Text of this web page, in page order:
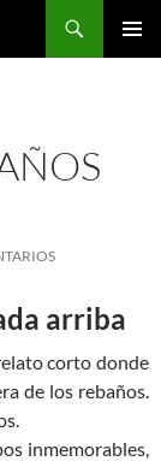
arriba
corto donde
de los rebaños.
inmemorables,